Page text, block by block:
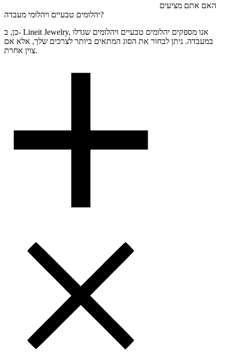
האם אתם מציעים
יהלומים טבעיים ויהלומי מעבדה?
כן, ב- Lineit Jewelry, אנו מספקים יהלומים טבעיים ויהלומים שגדלו
במעבדה. ניתן לבחור את הסוג המתאים ביותר לצרכים שלך, אלא אם
צוין אחרת.